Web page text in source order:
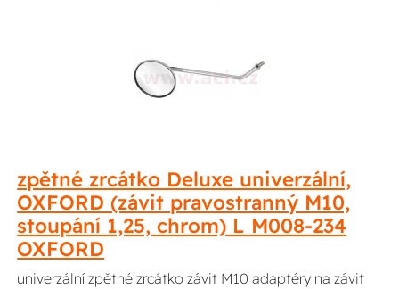
zpětné zrcátko Deluxe univerzální,
OXFORD (závit pravostranný M10,
stoupání 1,25, chrom) L M008-234
OXFORD
univerzální zpětné zrcátko závit M10 adaptéry na závit